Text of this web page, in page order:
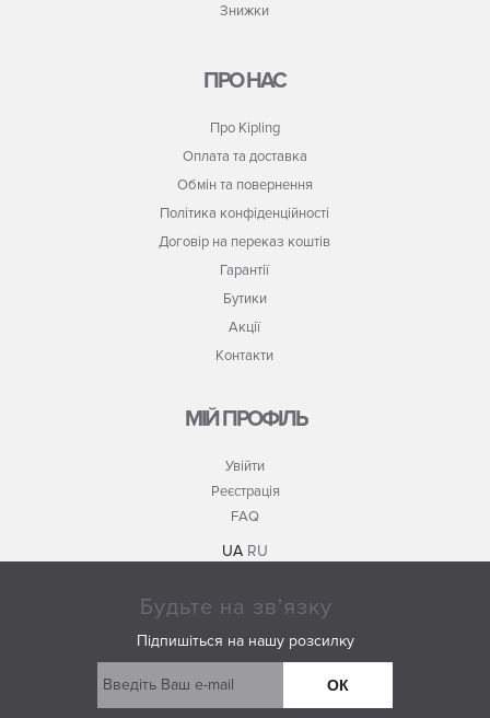
Знижки
ПРО НАС
Про Kipling
Оплата та доставка
Обмін та повернення
Політика конфіденційності
Договір на переказ коштів
Гарантії
Бутики
Акції
Контакти
МІЙ ПРОФІЛЬ
Увійти
Реєстрація
FAQ
UA RU
Будьте на зв'язку
Підпишіться на нашу розсилку
ОК